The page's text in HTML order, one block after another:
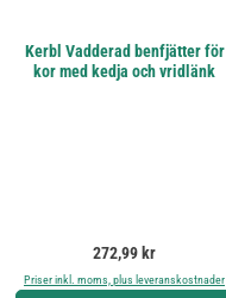
Kerbl Vadderad benfjätter för
kor med kedja och vridlänk
Ordinarie pris:
272,99 kr
Priser inkl. moms, plus leveranskostnader